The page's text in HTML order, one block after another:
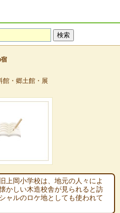
館・郷土館・展
上岡小学校は、地元の人々によ
かしい木造校舎が見られると訪
ャルのロケ地としても使われて